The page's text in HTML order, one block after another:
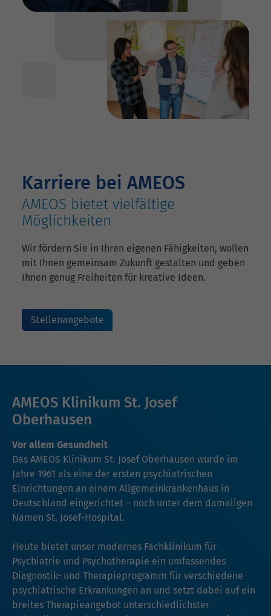
Karriere bei AMEOS
AMEOS bietet vielfältige
Möglichkeiten
Wir fördern Sie in Ihren eigenen Fähigkeiten, wollen
mit Ihnen gemeinsam Zukunft gestalten und geben
Ihnen genug Freiheiten für kreative Ideen.
Stellenangebote
AMEOS Klinikum St. Josef
Oberhausen
Vor allem Gesundheit
Das AMEOS Klinikum St. Josef Oberhausen wurde im
Jahre 1961 als eine der ersten psychiatrischen
Einrichtungen an einem Allgemeinkrankenhaus in
Deutschland eingerichtet – noch unter dem damaligen
Namen St. Josef-Hospital.
Heute bietet unser modernes Fachklinikum für
Psychiatrie und Psychotherapie ein umfassendes
Diagnostik- und Therapieprogramm für verschiedene
psychiatrische Erkrankungen an und setzt dabei auf ein
breites Therapieangebot unterschiedlichster